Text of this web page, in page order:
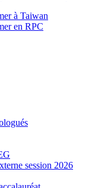
à Taiwan
en RPC
session 2026